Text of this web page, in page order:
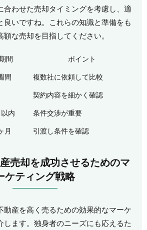
合わせた売却タイミングを考慮し、適
良いですね。これらの知識と準備をも
額な売却を目指してください。
間 ポイント
間 複数社に依頼して比較
契約内容を細かく確認
内 条件交渉が重要
月 引渡し条件を確認
売却を成功させるためのマ
ケティング戦略
動産を高く売るための効果的なマーケ
します。独身者のニーズにも応えるた